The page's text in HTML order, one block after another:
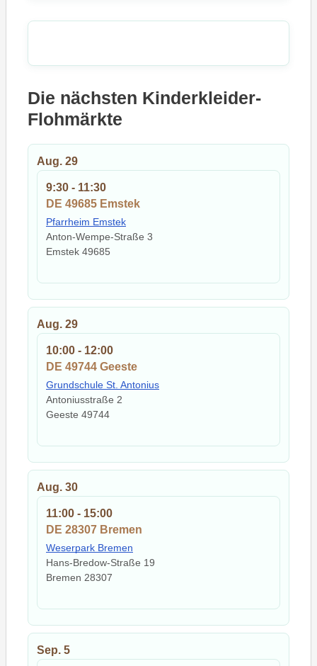
Die nächsten Kinderkleider-
Flohmärkte
Aug. 29
9:30 - 11:30
DE 49685 Emstek
Pfarrheim Emstek
Anton-Wempe-Straße 3
Emstek 49685
Aug. 29
10:00 - 12:00
DE 49744 Geeste
Grundschule St. Antonius
Antoniusstraße 2
Geeste 49744
Aug. 30
11:00 - 15:00
DE 28307 Bremen
Weserpark Bremen
Hans-Bredow-Straße 19
Bremen 28307
Sep. 5